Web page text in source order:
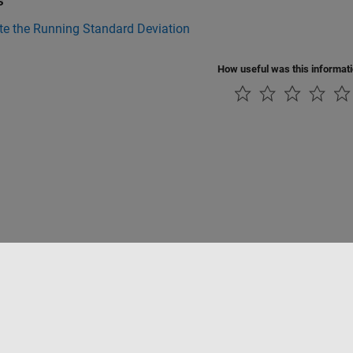
the Running Standard Deviation
How useful was this